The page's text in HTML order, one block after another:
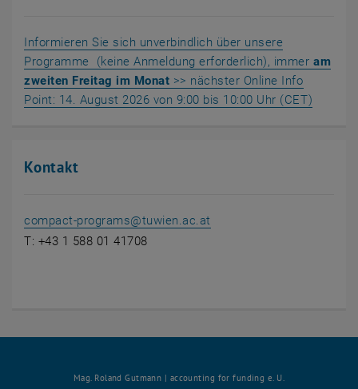
Informieren Sie sich unverbindlich über unsere
Programme (keine Anmeldung erforderlich), immer am
zweiten Freitag im Monat >> nächster Online Info
Point: 14. August 2026 von 9:00 bis 10:00 Uhr (CET)
Kontakt
compact-programs@tuwien.ac.at
T: +43 1 588 01 41708
Mag. Roland Gutmann | accounting for funding e. U.